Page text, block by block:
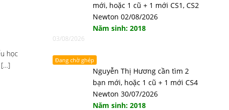
học
[…]
mới, hoặc 1 cũ + 1 mới CS1, CS2
Newton 02/08/2026
Năm sinh: 2018
03/08/2026
Đang chờ ghép
Nguyễn Thị Hương cần tìm 2
bạn mới, hoặc 1 cũ + 1 mới CS4
Newton 30/07/2026
Năm sinh: 2018